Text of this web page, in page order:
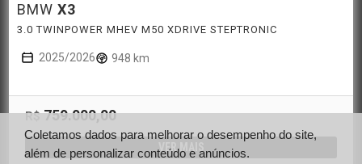
BMW X3
3.0 TWINPOWER MHEV M50 XDRIVE STEPTRONIC
2025/2026 948 km
R$759.000,00
VER MAIS
Coletamos dados para melhorar o desempenho do site,
além de personalizar conteúdo e anúncios.